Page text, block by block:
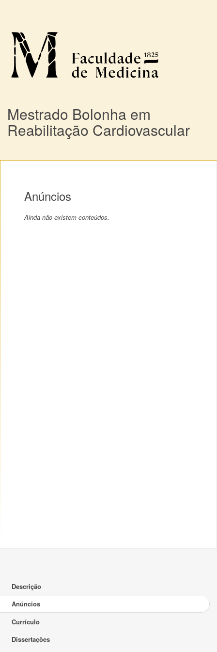
Mestrado Bolonha em
Reabilitação Cardiovascular
Anúncios
Ainda não existem conteúdos.
Descrição
Anúncios
Currículo
Dissertações